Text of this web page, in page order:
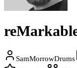
SamMorrowDrums